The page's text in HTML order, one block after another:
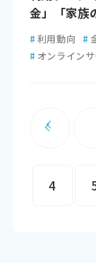
金」「家族
# 利用動向 #
# オンライン
4